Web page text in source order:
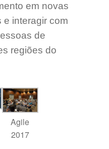
em novas
e interagir com
de
regiões do
Agile
2017